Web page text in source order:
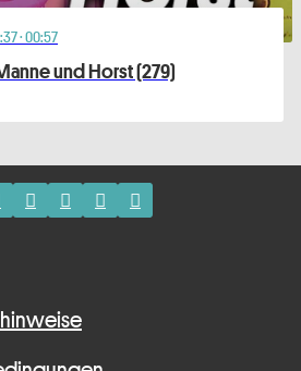
· 00:57
und Horst (279)